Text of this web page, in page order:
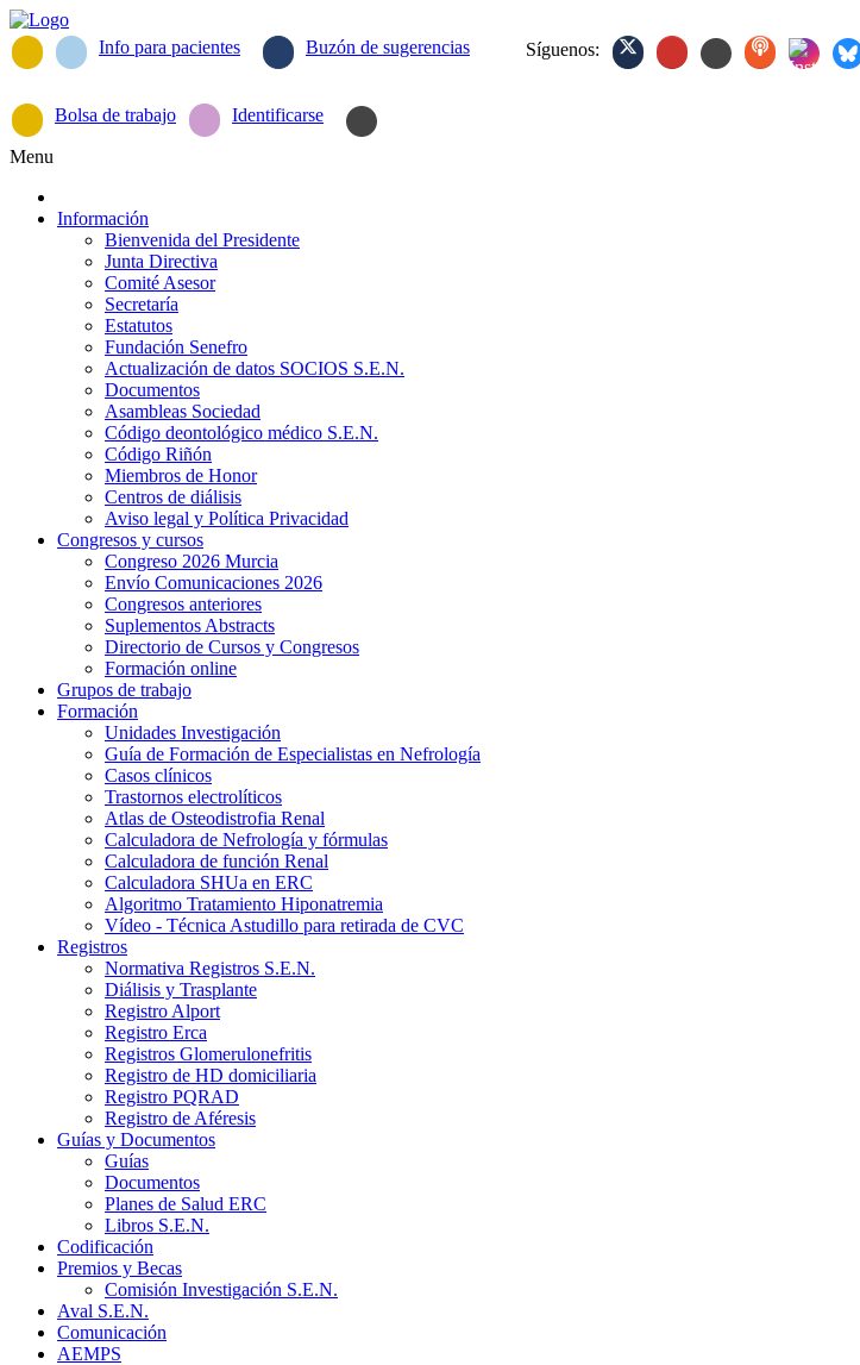
Info para pacientes Buzón de sugerencias Síguenos:
Bolsa de trabajo Identificarse
Menu
Información
Bienvenida del Presidente
Junta Directiva
Comité Asesor
Secretaría
Estatutos
Fundación Senefro
Actualización de datos SOCIOS S.E.N.
Documentos
Asambleas Sociedad
Código deontológico médico S.E.N.
Código Riñón
Miembros de Honor
Centros de diálisis
Aviso legal y Política Privacidad
Congresos y cursos
Congreso 2026 Murcia
Envío Comunicaciones 2026
Congresos anteriores
Suplementos Abstracts
Directorio de Cursos y Congresos
Formación online
Grupos de trabajo
Formación
Unidades Investigación
Guía de Formación de Especialistas en Nefrología
Casos clínicos
Trastornos electrolíticos
Atlas de Osteodistrofia Renal
Calculadora de Nefrología y fórmulas
Calculadora de función Renal
Calculadora SHUa en ERC
Algoritmo Tratamiento Hiponatremia
Vídeo - Técnica Astudillo para retirada de CVC
Registros
Normativa Registros S.E.N.
Diálisis y Trasplante
Registro Alport
Registro Erca
Registros Glomerulonefritis
Registro de HD domiciliaria
Registro PQRAD
Registro de Aféresis
Guías y Documentos
Guías
Documentos
Planes de Salud ERC
Libros S.E.N.
Codificación
Premios y Becas
Comisión Investigación S.E.N.
Aval S.E.N.
Comunicación
AEMPS